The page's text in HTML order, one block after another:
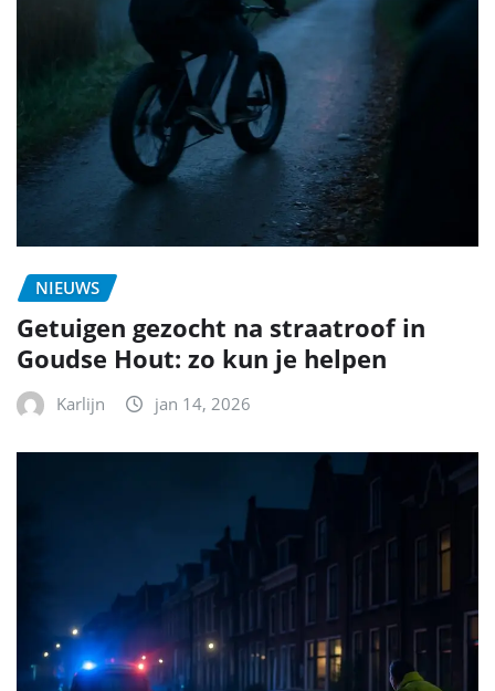
NIEUWS
Getuigen gezocht na straatroof in
Goudse Hout: zo kun je helpen
Karlijn jan 14, 2026